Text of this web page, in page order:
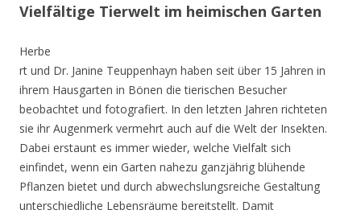
Vielfältige Tierwelt im heimischen Garten
Herbe
rt und Dr. Janine Teuppenhayn haben seit über 15 Jahren in
ihrem Hausgarten in Bönen die tierischen Besucher
beobachtet und fotografiert. In den letzten Jahren richteten
sie ihr Augenmerk vermehrt auch auf die Welt der Insekten.
Dabei erstaunt es immer wieder, welche Vielfalt sich
einfindet, wenn ein Garten nahezu ganzjährig blühende
Pflanzen bietet und durch abwechslungsreiche Gestaltung
unterschiedliche Lebensräume bereitstellt. Damit